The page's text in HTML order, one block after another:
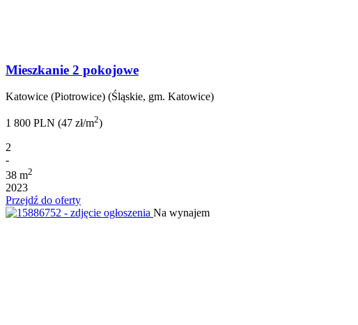
Mieszkanie 2 pokojowe
Katowice (Piotrowice) (Śląskie, gm. Katowice)
1 800 PLN (47 zł/m2)
2
-
38 m2
2023
Przejdź do oferty
Na wynajem